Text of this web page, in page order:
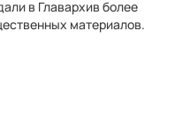
в Главархив более
материалов.